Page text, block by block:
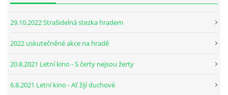
29.10.2022 Strašidelná stezka hradem
2022 uskutečněné akce na hradě
20.8.2021 Letní kino - S čerty nejsou žerty
6.8.2021 Letní kino - Ať žijí duchové